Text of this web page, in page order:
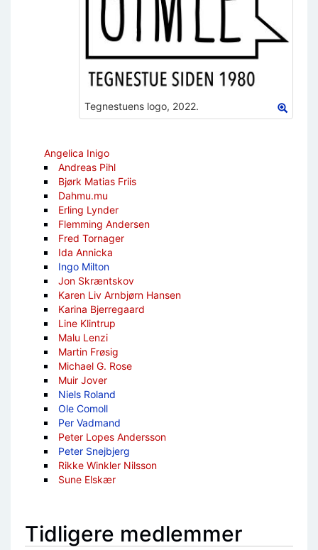
Tegnestuens logo, 2022.
Angelica Inigo
Andreas Pihl
Bjørk Matias Friis
Dahmu.mu
Erling Lynder
Flemming Andersen
Fred Tornager
Ida Annicka
Ingo Milton
Jon Skræntskov
Karen Liv Arnbjørn Hansen
Karina Bjerregaard
Line Klintrup
Malu Lenzi
Martin Frøsig
Michael G. Rose
Muir Jover
Niels Roland
Ole Comoll
Per Vadmand
Peter Lopes Andersson
Peter Snejbjerg
Rikke Winkler Nilsson
Sune Elskær
Tidligere medlemmer